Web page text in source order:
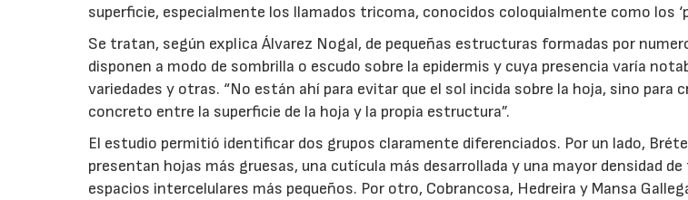
superficie, especialmente los llamados tricoma, conocidos coloquialmente como los
Se tratan, según explica Álvarez Nogal, de pequeñas estructuras formadas por
disponen a modo de sombrilla o escudo sobre la epidermis y cuya presencia varía
variedades y otras. “No están ahí para evitar que el sol incida sobre la hoja, sino para
concreto entre la superficie de la hoja y la propia estructura”.
El estudio permitió identificar dos grupos claramente diferenciados. Por un lado,
presentan hojas más gruesas, una cutícula más desarrollada y una mayor densidad
espacios intercelulares más pequeños. Por otro, Cobrancosa, Hedreira y Mansa